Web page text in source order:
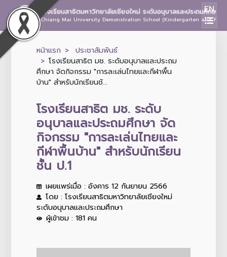
โรงเรียนสาธิตมหาวิทยาลัยเชียงใหม่ ระดับอนุบาลและประถมศึกษา
Chiang Mai University Demonstration School (Kindergarten and
EN
หน้าแรก
ประชาสัมพันธ์
โรงเรียนสาธิต มช. ระดับอนุบาลและประถม
ศึกษา จัดกิจกรรม "การละเล่นไทยและกีฬาพื้น
บ้าน" สำหรับนักเรียนชั...
โรงเรียนสาธิต มช. ระดับ
อนุบาลและประถมศึกษา จัด
กิจกรรม "การละเล่นไทยและ
กีฬาพื้นบ้าน" สำหรับนักเรียน
ชั้น ป.1
เผยแพร่เมื่อ : อังคาร 12 กันยายน 2566
โดย : โรงเรียนสาธิตมหาวิทยาลัยเชียงใหม่
ระดับอนุบาลและประถมศึกษา
ผู้เข้าชม : 181 คน